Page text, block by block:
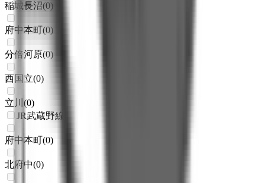
稲城長沼(0)
府中本町(0)
分倍河原(0)
西国立(0)
立川 (0)
JR武蔵野線
府中本町(0)
北府中(0)